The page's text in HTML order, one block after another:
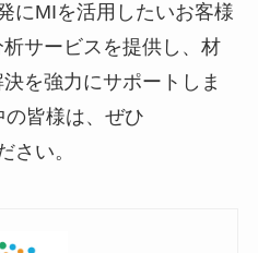
にMIを活用したいお客様
サービスを提供し、材
を強力にサポートしま
皆様は、ぜひ
さい。